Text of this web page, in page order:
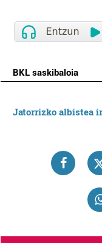
BKL saskibaloia
Jatorrizko albistea